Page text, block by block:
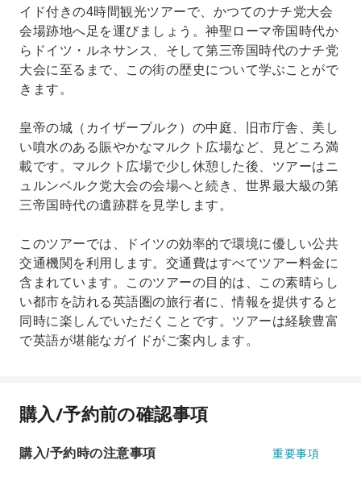
イド付きの4時間観光ツアーで、かつてのナチ党大会
会場跡地へ足を運びましょう。神聖ローマ帝国時代か
らドイツ・ルネサンス、そして第三帝国時代のナチ党
大会に至るまで、この街の歴史について学ぶことがで
きます。
皇帝の城（カイザーブルク）の中庭、旧市庁舎、美し
い噴水のある賑やかなマルクト広場など、見どころ満
載です。マルクト広場で少し休憩した後、ツアーはニ
ュルンベルク党大会の会場へと続き、世界最大級の第
三帝国時代の遺跡群を見学します。
このツアーでは、ドイツの効率的で環境に優しい公共
交通機関を利用します。交通費はすべてツアー料金に
含まれています。このツアーの目的は、この素晴らし
い都市を訪れる英語圏の旅行者に、情報を提供すると
同時に楽しんでいただくことです。ツアーは経験豊富
で英語が堪能なガイドがご案内します。
購入/予約前の確認事項
購入/予約時の注意事項 重要事項